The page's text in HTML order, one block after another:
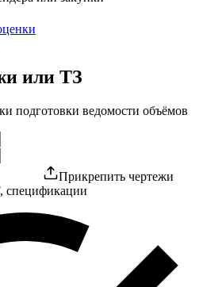
или ТЗ
подготовки ведомости объёмов
Прикрепить чертежи
спецификации